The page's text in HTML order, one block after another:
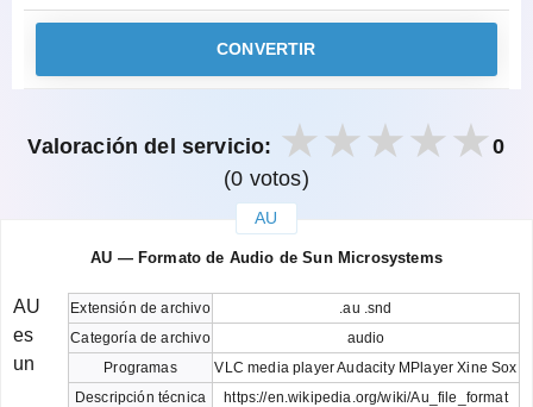
CONVERTIR
Valoración del servicio:
0
(0 votos)
AU
AU — Formato de Audio de Sun Microsystems
Extensión de archivo
.au .snd
Categoría de archivo
audio
Programas
VLC media player Audacity MPlayer Xine Sox
Descripción técnica
https://en.wikipedia.org/wiki/Au_file_format
AU
es
un